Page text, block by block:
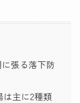
張る落下防
主に2種類